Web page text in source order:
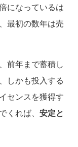
になっているは
最初の数年は売
前年まで蓄積し
しかも投入する
センスを獲得す
れば、 安定と